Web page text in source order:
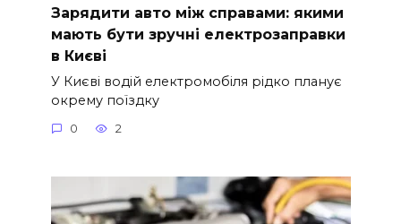
Зарядити авто між справами: якими
мають бути зручні електрозаправки
в Києві
У Києві водій електромобіля рідко планує
окрему поїздку
0 2